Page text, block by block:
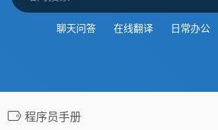
聊天问答 在线翻译 日常办公
程序员手册